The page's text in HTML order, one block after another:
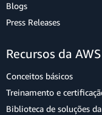
Blogs
Press Releases
Recursos da AWS
Conceitos básicos
Treinamento e
Biblioteca de soluções